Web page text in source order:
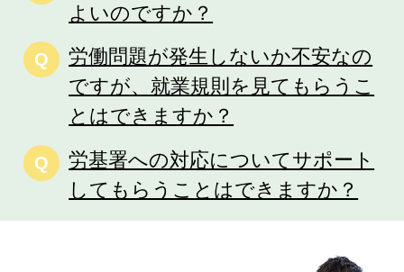
よいのですか？
Q
労働問題が発生しないか不安なの
ですが、就業規則を見てもらうこ
とはできますか？
Q
労基署への対応についてサポート
してもらうことはできますか？